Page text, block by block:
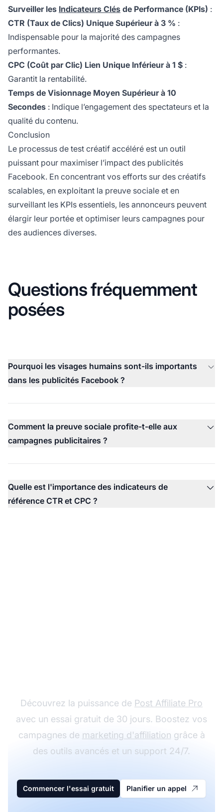
Surveiller les Indicateurs Clés de Performance (KPIs) :
CTR (Taux de Clics) Unique Supérieur à 3 % :
Indispensable pour la majorité des campagnes
performantes.
CPC (Coût par Clic) Lien Unique Inférieur à 1 $ :
Garantit la rentabilité.
Temps de Visionnage Moyen Supérieur à 10
Secondes : Indique l’engagement des spectateurs et la
qualité du contenu.
Conclusion
Le processus de test créatif accéléré est un outil
puissant pour maximiser l’impact des publicités
Facebook. En concentrant vos efforts sur des créatifs
scalables, en exploitant la preuve sociale et en
surveillant les KPIs essentiels, les annonceurs peuvent
élargir leur portée et optimiser leurs campagnes pour
des audiences diverses.
Questions fréquemment
posées
Pourquoi les visages humains sont-ils importants
dans les publicités Facebook ?
Comment la preuve sociale profite-t-elle aux
campagnes publicitaires ?
Quelle est l'importance des indicateurs de
référence CTR et CPC ?
Découvrez la puissance de Post Affiliate Pro
avec un essai gratuit de 30 jours. Boostez vos
campagnes de marketing d'affiliation grâce à
des outils avancés et un support 24/7.
Commencer l'essai gratuit Planifier un appel